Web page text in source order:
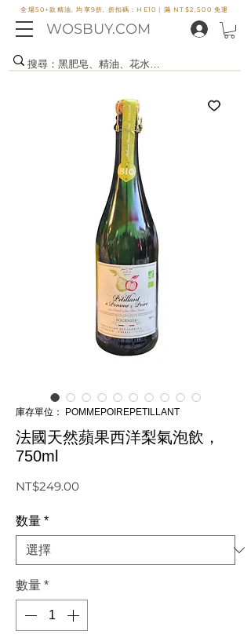
WOSBUY.COM
全場50+款精油, 均享9折, 折扣碼：HE10 | 滿 NT$2,500 免運
庫存單位： POMMEPOIREPETILLANT
法國天然蘋果西洋梨氣泡飲，
750ml
NT$249.00價
数量 *
數量 *